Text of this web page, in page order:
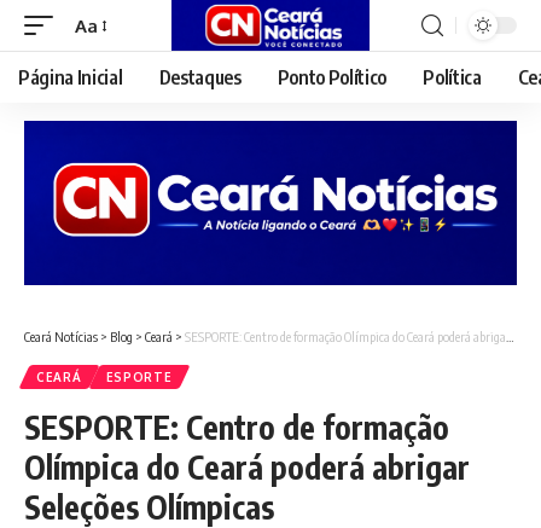
Font
Resizer
Aa
Página Inicial Destaques Ponto Político Política
Ceará Notícias > Blog > Ceará > SESPORTE: Centro de formação Olímpica do Ceará poderá abrigar Seleções Olímpicas
CEARÁ ESPORTE
SESPORTE: Centro de formação
Olímpica do Ceará poderá abrigar
Seleções Olímpicas